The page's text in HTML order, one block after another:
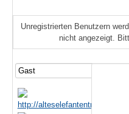
Unregistrierten Benutzern
nicht angezeigt.